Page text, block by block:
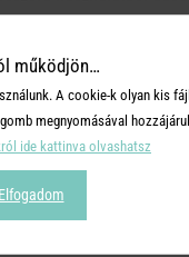
működjön…
A cookie-k olyan kis
megnyomásával
ide kattinva olvashatsz
Elfogadom